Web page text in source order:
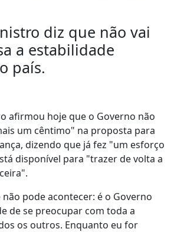
diz que não vai
a estabilidade
país.
afirmou hoje que o Governo não
um cêntimo" na proposta para
dizendo que já fez "um esforço
disponível para "trazer de volta a
pode acontecer: é o Governo
de se preocupar com toda a
os outros. Enquanto eu for